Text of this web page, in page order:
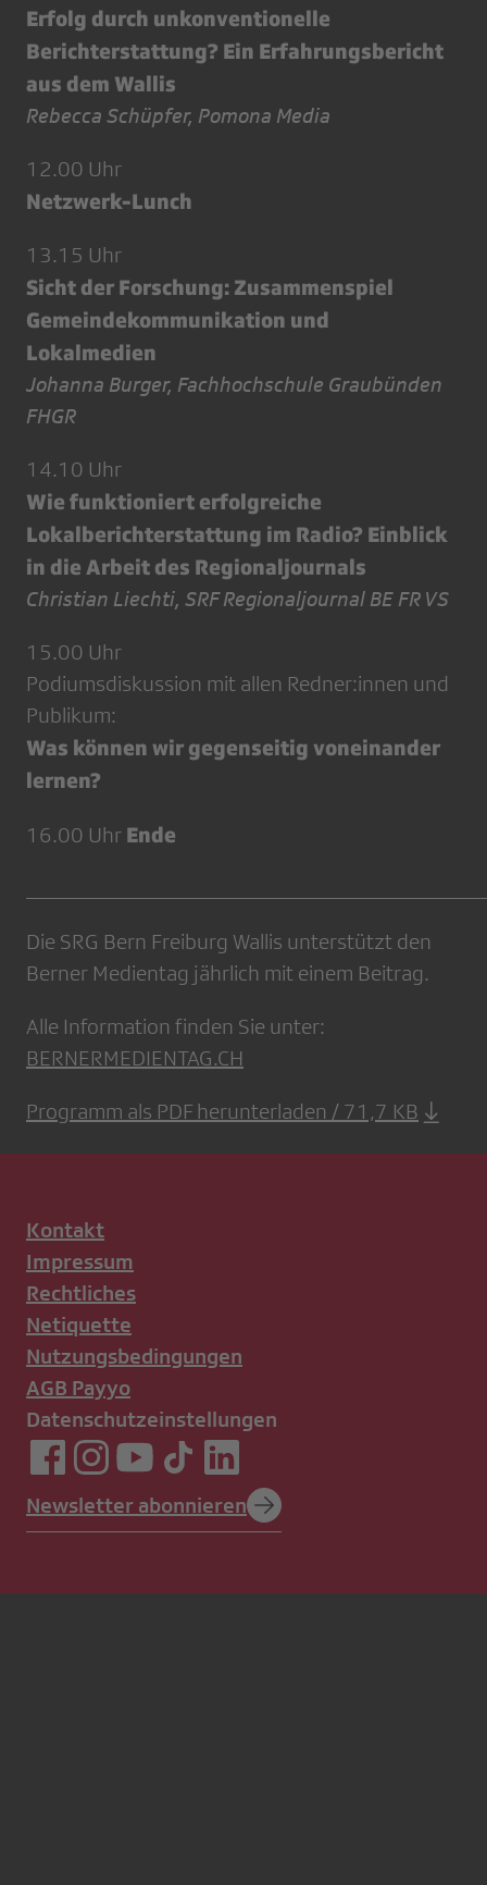
Erfolg durch unkonventionelle
Berichterstattung? Ein Erfahrungsbericht
aus dem Wallis
Rebecca Schüpfer, Pomona Media
12.00 Uhr
Netzwerk-Lunch
13.15 Uhr
Sicht der Forschung: Zusammenspiel
Gemeindekommunikation und
Lokalmedien
Johanna Burger, Fachhochschule Graubünden
FHGR
14.10 Uhr
Wie funktioniert erfolgreiche
Lokalberichterstattung im Radio? Einblick
in die Arbeit des Regionaljournals
Christian Liechti, SRF Regionaljournal BE FR VS
15.00 Uhr
Podiumsdiskussion mit allen Redner:innen und
Publikum:
Was können wir gegenseitig voneinander
lernen?
16.00 Uhr Ende
Die SRG Bern Freiburg Wallis unterstützt den
Berner Medientag jährlich mit einem Beitrag.
Alle Information finden Sie unter:
BERNERMEDIENTAG.CH
Programm als PDF herunterladen / 71,7 KB
Kontakt
Impressum
Rechtliches
Netiquette
Nutzungsbedingungen
AGB Payyo
Datenschutzeinstellungen
Newsletter abonnieren